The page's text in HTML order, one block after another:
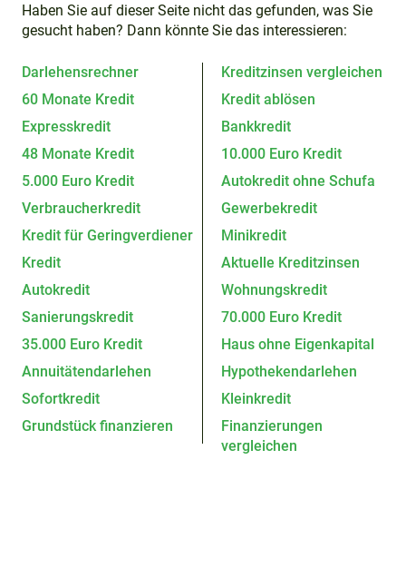
Haben Sie auf dieser Seite nicht das gefunden, was Sie
gesucht haben? Dann könnte Sie das interessieren:
Darlehensrechner
Kreditzinsen vergleichen
60 Monate Kredit
Kredit ablösen
Expresskredit
Bankkredit
48 Monate Kredit
10.000 Euro Kredit
5.000 Euro Kredit
Autokredit ohne Schufa
Verbraucherkredit
Gewerbekredit
Kredit für Geringverdiener
Minikredit
Kredit
Aktuelle Kreditzinsen
Autokredit
Wohnungskredit
Sanierungskredit
70.000 Euro Kredit
35.000 Euro Kredit
Haus ohne Eigenkapital
Annuitätendarlehen
Hypothekendarlehen
Sofortkredit
Kleinkredit
Grundstück finanzieren
Finanzierungen
vergleichen